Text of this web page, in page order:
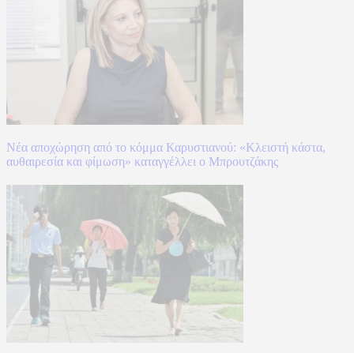
Νέα αποχώρηση από το κόμμα Καρυστιανού: «Κλειστή κάστα,
αυθαιρεσία και φίμωση» καταγγέλλει ο Μπρουτζάκης